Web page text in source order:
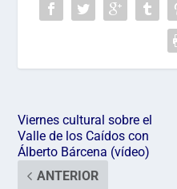
Viernes cultural sobre el
Valle de los Caídos con
Álberto Bárcena (vídeo)
ANTERIOR